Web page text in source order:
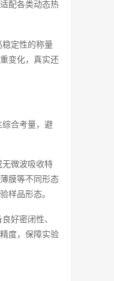
配各类动态热
定性的称量
变化，真实还
合考量，避
微波吸收特
膜等不同形态
样品形态。
好密闭性、
度，保障实验